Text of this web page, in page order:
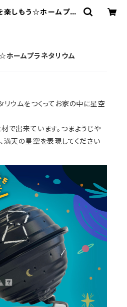
楽しもう☆ホームプラ
ホームプラネタリウム
リウムをつくってお家の中に星空
で出来ています。つまようじや
満天の星空を表現してください